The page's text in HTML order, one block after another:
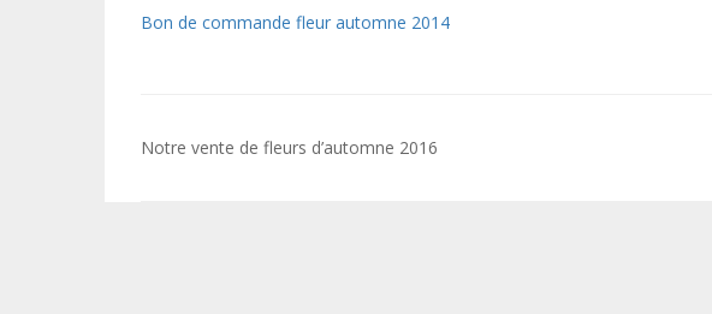
Bon de commande fleur automne 2014
Navigation
Notre vente de fleurs d’automne 2016